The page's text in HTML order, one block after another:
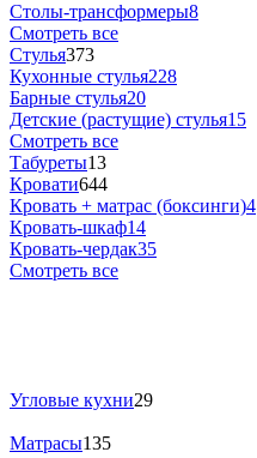
Столы-трансформеры8
Смотреть все
Стулья373
Кухонные стулья228
Барные стулья20
Детские (растущие) стулья15
Смотреть все
Табуреты13
Кровати644
Кровать + матрас (боксинги)4
Кровать-шкаф14
Кровать-чердак35
Смотреть все
Угловые кухни29
Матрасы135